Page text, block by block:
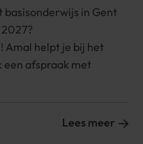
basisonderwijs in Gent
Amal helpt je bij het
een afspraak met
Lees meer